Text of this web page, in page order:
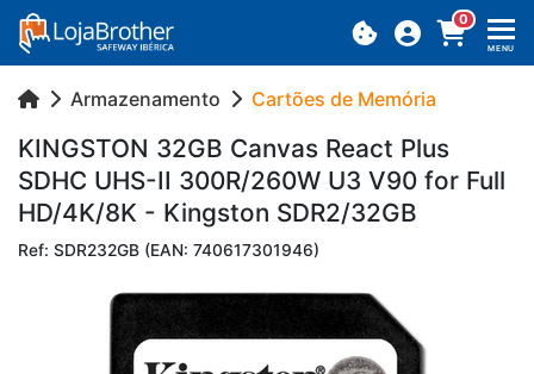
0
MENU
Armazenamento Cartões de Memória
KINGSTON 32GB Canvas React Plus
SDHC UHS-II 300R/260W U3 V90 for Full
HD/4K/8K - Kingston SDR2/32GB
Ref: SDR232GB (EAN: 740617301946)